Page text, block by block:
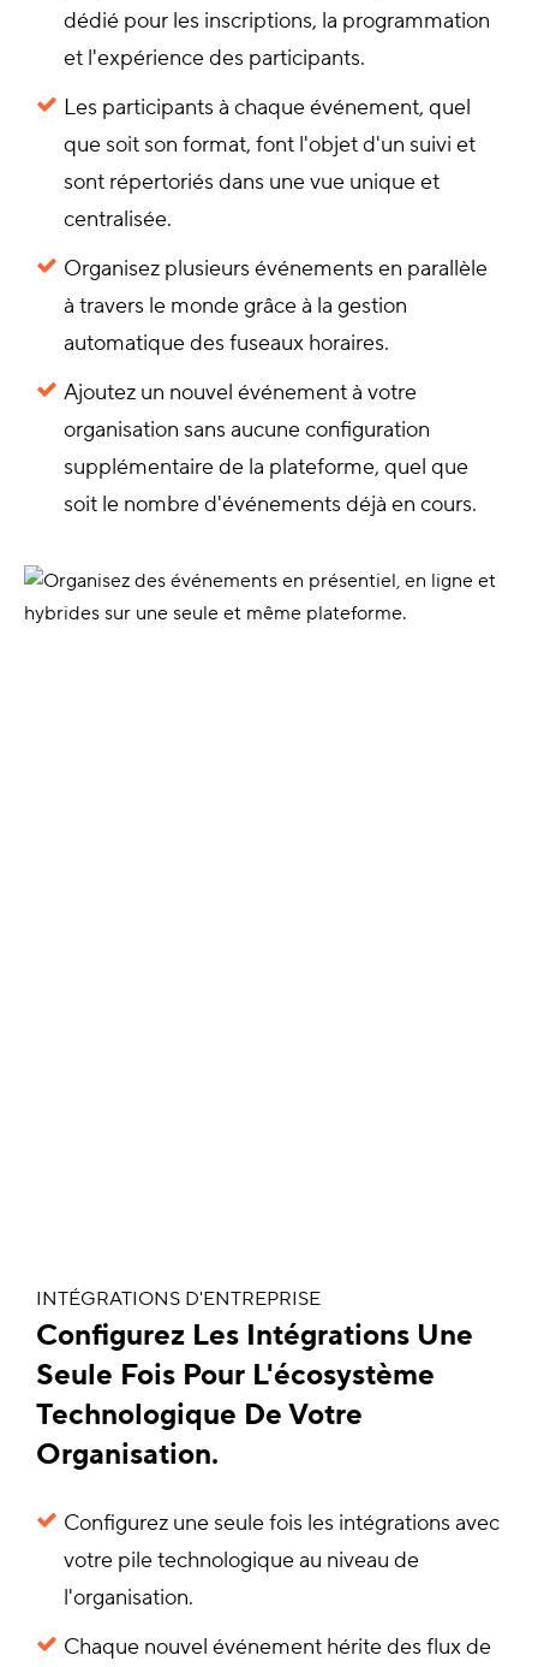
dédié pour les inscriptions, la programmation
et l'expérience des participants.
Les participants à chaque événement, quel
que soit son format, font l'objet d'un suivi et
sont répertoriés dans une vue unique et
centralisée.
Organisez plusieurs événements en parallèle
à travers le monde grâce à la gestion
automatique des fuseaux horaires.
Ajoutez un nouvel événement à votre
organisation sans aucune configuration
supplémentaire de la plateforme, quel que
soit le nombre d'événements déjà en cours.
INTÉGRATIONS D'ENTREPRISE
Configurez Les Intégrations Une
Seule Fois Pour L'écosystème
Technologique De Votre
Organisation.
Configurez une seule fois les intégrations avec
votre pile technologique au niveau de
l'organisation.
Chaque nouvel événement hérite des flux de